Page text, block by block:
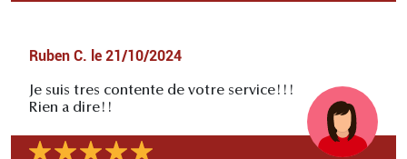
Ruben C. le 21/10/2024
Je suis tres contente de votre service!!!
Rien a dire!!